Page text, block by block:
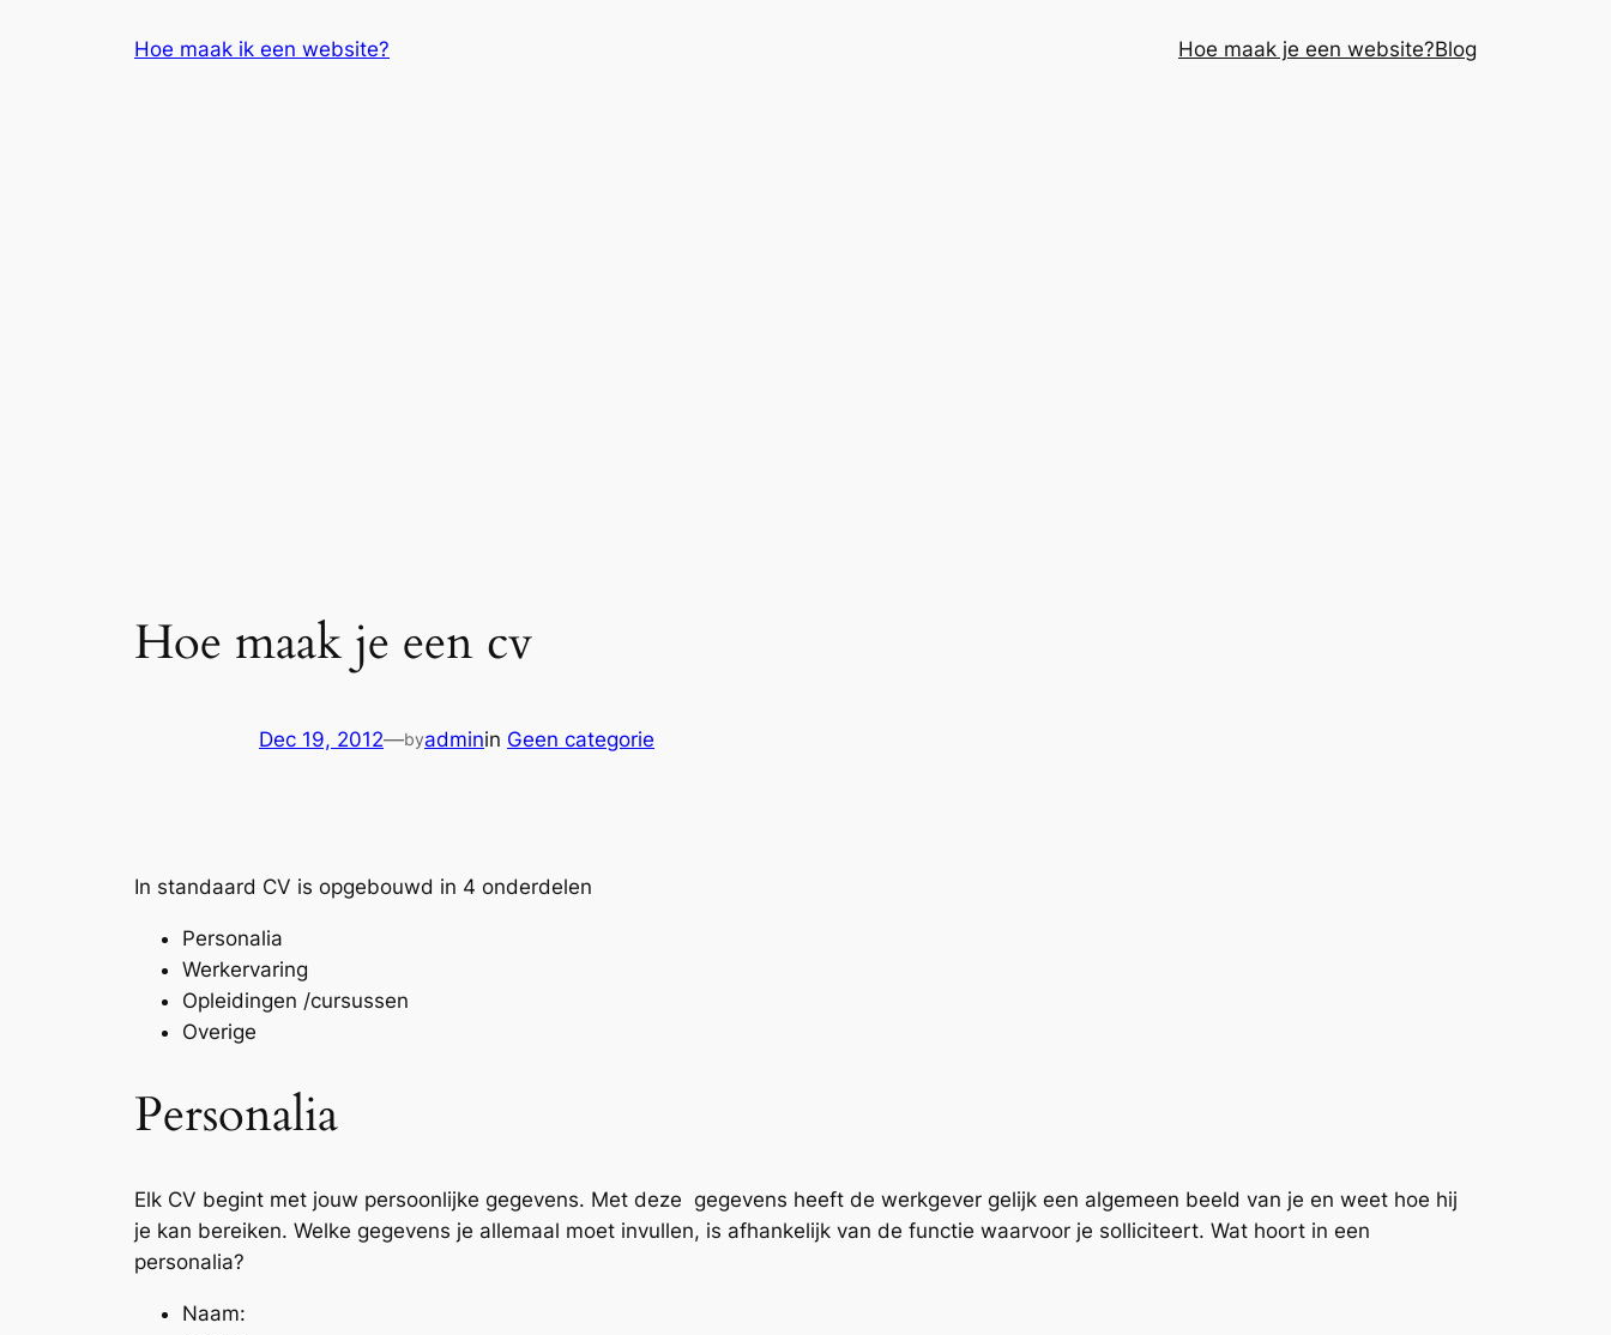
Hoe maak ik een website? Hoe maak je een website?Blog
Hoe maak je een cv
Dec 19, 2012—byadminin Geen categorie
In standaard CV is opgebouwd in 4 onderdelen
Personalia
Werkervaring
Opleidingen /cursussen
Overige
Personalia
Elk CV begint met jouw persoonlijke gegevens. Met deze gegevens heeft de werkgever gelijk een algemeen beeld van je en weet hoe hij
je kan bereiken. Welke gegevens je allemaal moet invullen, is afhankelijk van de functie waarvoor je solliciteert. Wat hoort in een
personalia?
Naam: